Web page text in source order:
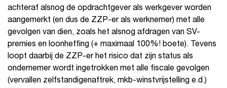
achteraf alsnog de opdrachtgever als werkgever worden
aangemerkt (en dus de ZZP-er als werknemer) met alle
gevolgen van dien, zoals het alsnog afdragen van SV-
premies en loonheffing (+ maximaal 100%! boete). Tevens
loopt daarbij de ZZP-er het risico dat zijn status als
ondernemer wordt ingetrokken met alle fiscale gevolgen
(vervallen zelfstandigenaftrek, mkb-winstvrijstelling e.d.)